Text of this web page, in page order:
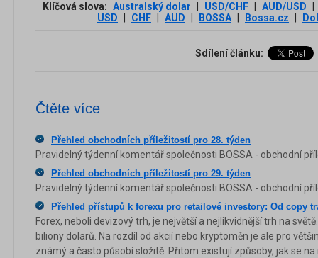
Klíčová slova: Australský dolar USD/CHF AUD/USD
USD
CHF AUD BOSSA Bossa.cz
Sdílení článku:
Čtěte více
Přehled obchodních příležitostí pro 28. týden
Pravidelný týdenní komentář společnosti BOSSA - obchodní
Přehled obchodních příležitostí pro 29. týden
Pravidelný týdenní komentář společnosti BOSSA - obchodní
Přehled přístupů k forexu pro retailové investory: Od copy
Forex, neboli devizový trh, je největší a nejlikvidnější trh na
biliony dolarů. Na rozdíl od akcií nebo kryptoměn je ale pro
známý a často působí složitě. Přitom existují způsoby, jak se